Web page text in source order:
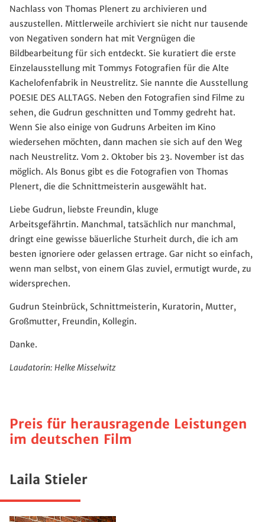
Nachlass von Thomas Plenert zu archivieren und
auszustellen. Mittlerweile archiviert sie nicht nur tausende
von Negativen sondern hat mit Vergnügen die
Bildbearbeitung für sich entdeckt. Sie kuratiert die erste
Einzelausstellung mit Tommys Fotografien für die Alte
Kachelofenfabrik in Neustrelitz. Sie nannte die Ausstellung
POESIE DES ALLTAGS. Neben den Fotografien sind Filme zu
sehen, die Gudrun geschnitten und Tommy gedreht hat.
Wenn Sie also einige von Gudruns Arbeiten im Kino
wiedersehen möchten, dann machen sie sich auf den Weg
nach Neustrelitz. Vom 2. Oktober bis 23. November ist das
möglich. Als Bonus gibt es die Fotografien von Thomas
Plenert, die die Schnittmeisterin ausgewählt hat.
Liebe Gudrun, liebste Freundin, kluge
Arbeitsgefährtin. Manchmal, tatsächlich nur manchmal,
dringt eine gewisse bäuerliche Sturheit durch, die ich am
besten ignoriere oder gelassen ertrage. Gar nicht so einfach,
wenn man selbst, von einem Glas zuviel, ermutigt wurde, zu
widersprechen.
Gudrun Steinbrück, Schnittmeisterin, Kuratorin, Mutter,
Großmutter, Freundin, Kollegin.
Danke.
Laudatorin: Helke Misselwitz
Preis für herausragende Leistungen
im deutschen Film
Laila Stieler